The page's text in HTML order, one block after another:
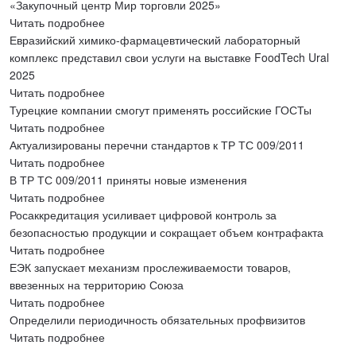
«Закупочный центр Мир торговли 2025»
Читать подробнее
Евразийский химико-фармацевтический лабораторный
комплекс представил свои услуги на выставке FoodTech Ural
2025
Читать подробнее
Турецкие компании смогут применять российские ГОСТы
Читать подробнее
Актуализированы перечни стандартов к ТР ТС 009/2011
Читать подробнее
В ТР ТС 009/2011 приняты новые изменения
Читать подробнее
Росаккредитация усиливает цифровой контроль за
безопасностью продукции и сокращает объем контрафакта
Читать подробнее
ЕЭК запускает механизм прослеживаемости товаров,
ввезенных на территорию Союза
Читать подробнее
Определили периодичность обязательных профвизитов
Читать подробнее